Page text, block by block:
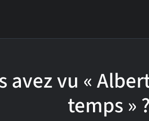
avez vu «
temps » ?